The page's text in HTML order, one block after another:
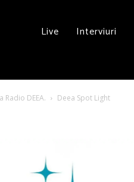
Live Interviuri
DEEA. Deea Spot Light